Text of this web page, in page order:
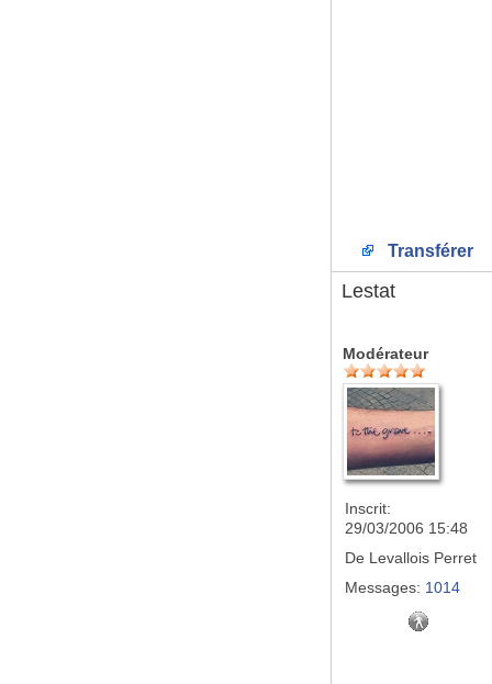
Transférer
Lestat
Modérateur
Inscrit:
29/03/2006 15:48
De Levallois Perret
Messages: 1014